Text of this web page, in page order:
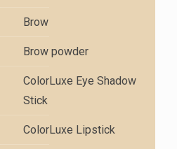
Brow
Brow powder
ColorLuxe Eye Shadow
Stick
ColorLuxe Lipstick